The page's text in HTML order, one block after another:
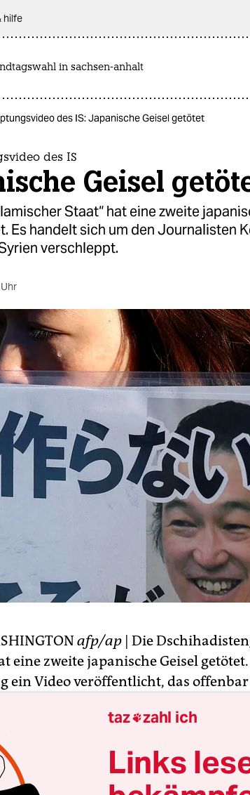
hilfe
in sachsen-anhalt
des IS: Japanische Geisel getötet
des IS
Geisel
Staat“ hat eine zweite
Es handelt sich um den Journalisten
verschleppt.
afp/ap | Die
eine zweite japanische Geisel
ein Video veröffentlicht, das
für echt. Japans Regierungschef
und die Regierungen Frankreichs
die Hinrichtung.
taz zahl ich
Links